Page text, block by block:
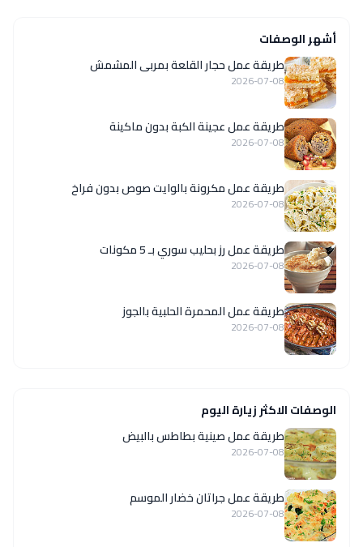
أشهر الوصفات
طريقة عمل حجار القلعة بمربى المشمش
2026-07-08
طريقة عمل عجينة الكبة بدون ماكينة
2026-07-08
طريقة عمل مكرونة بالوايت صوص بدون فراخ
2026-07-08
طريقة عمل رز بحليب سوري بـ 5 مكونات
2026-07-08
طريقة عمل المحمرة الحلبية بالجوز
2026-07-08
الوصفات الاكثر زيارة اليوم
طريقة عمل صينية بطاطس بالبيض
2026-07-08
طريقة عمل جراتان خضار الموسم
2026-07-08